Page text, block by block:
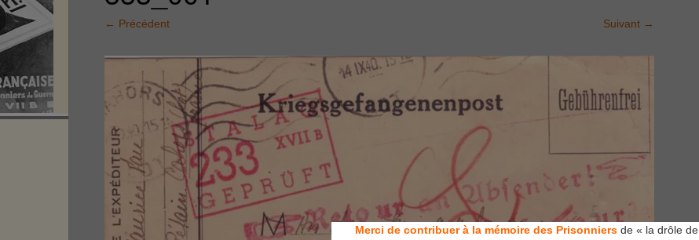
← Précédent Suivant →
Merci de contribuer à la mémoire des Prisonniers de « la drôle de